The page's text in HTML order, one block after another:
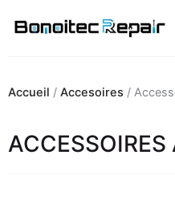
Accueil / Accesoires /
ACCESSOIRES